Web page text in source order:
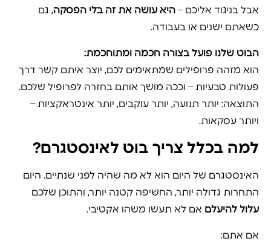
אבל בניגוד אליכם – היא עושה את זה בלי הפסקה, גם
כשאתם ישנים או בעבודה.
הבוט שלנו פועל בצורה חכמה ומתוחכמת:
הוא מזהה פרופילים שמתאימים לכם, יוצר איתם קשר דרך
פעולות טבעיות – וככה מושך אותם בחזרה לפרופיל שלכם.
התוצאה: יותר תנועה, יותר עוקבים, יותר אינטראקציות –
ויותר עסקאות.
למה בכלל צריך בוט לאינסטגרם?
האינסטגרם של היום הוא לא מה שהיה לפני שנתיים. היום
התחרות גדולה יותר, החשיפה קטנה יותר, והתוכן שלכם
עלול להיעלם אם לא תעשו משהו אקטיבי.
אם אתם: